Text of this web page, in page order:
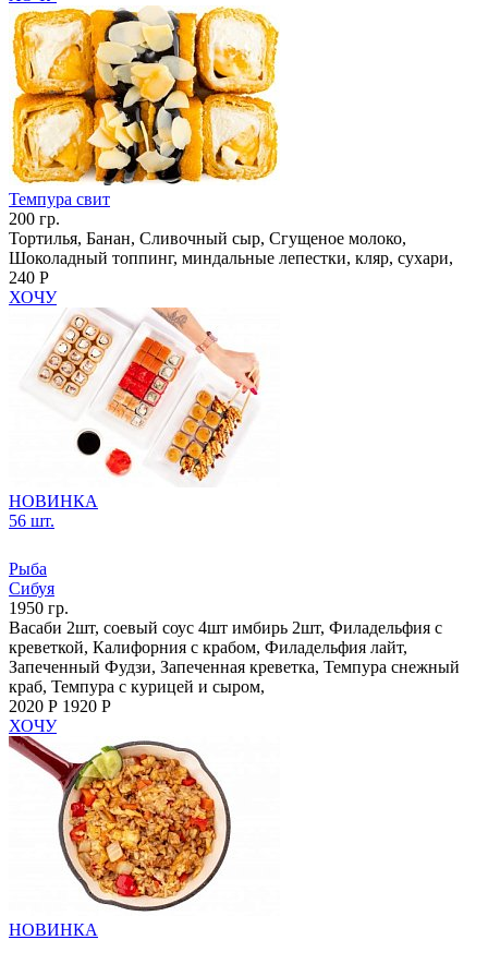
Темпура свит
200 гр.
Тортилья, Банан, Сливочный сыр, Сгущеное молоко,
Шоколадный топпинг, миндальные лепестки, кляр, сухари,
240 Р
ХОЧУ
НОВИНКА
56 шт.
Рыба
Сибуя
1950 гр.
Васаби 2шт, соевый соус 4шт имбирь 2шт, Филадельфия с
креветкой, Калифорния с крабом, Филадельфия лайт,
Запеченный Фудзи, Запеченная креветка, Темпура снежный
краб, Темпура с курицей и сыром,
2020 Р 1920 Р
ХОЧУ
НОВИНКА